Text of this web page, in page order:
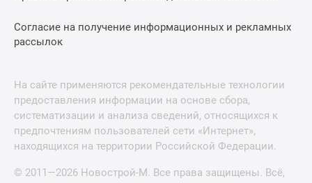
Согласие на получение информационных и рекламных
рассылок
На сайте применяются рекомендательные технологии
предоставления информации на основе сбора,
систематизации и анализа сведений, относящихся к
предпочтениям пользователей сети «Интернет»,
находящихся на территории Российской Федерации.
© 2011—2026 Новострой-М. Все права защищены. Всё,